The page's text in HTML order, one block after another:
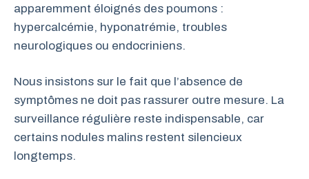
apparemment éloignés des poumons :
hypercalcémie, hyponatrémie, troubles
neurologiques ou endocriniens.
Nous insistons sur le fait que l’absence de
symptômes ne doit pas rassurer outre mesure. La
surveillance régulière reste indispensable, car
certains nodules malins restent silencieux
longtemps.